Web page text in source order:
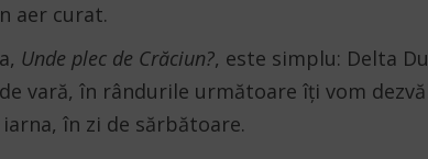
aer curat.
Unde plec de Crăciun?, este simplu: Delta
vară, în rândurile următoare îți vom
în zi de sărbătoare.